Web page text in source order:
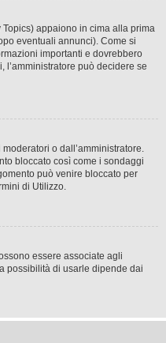
appaiono in cima alla prima
eventuali annunci). Come si
importanti e dovrebbero
l’amministratore può decidere se
o dall’amministratore.
bloccato così come i sondaggi
può venire bloccato per
di Utilizzo.
essere associate agli
possibilità di usarle dipende dai